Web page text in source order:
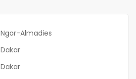
Ngor-Almadies
Dakar
Dakar